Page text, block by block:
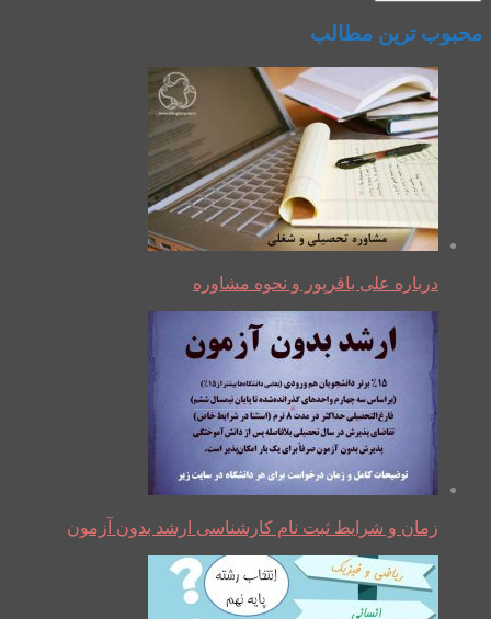
محبوب ترین مطالب
درباره علی باقرپور و نحوه مشاوره
زمان و شرایط ثبت نام کارشناسی ارشد بدون آزمون